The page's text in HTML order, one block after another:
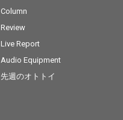
Column
Review
Live Report
Audio Equipment
先週のオトトイ